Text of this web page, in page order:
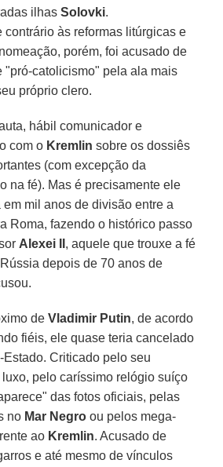
ilhasSolovki.
contrário às reformas litúrgicas e
porém, foi acusado de
"pró-catolicismo" pela ala mais
próprio clero.
hábil comunicador e
com o Kremlin sobre os dossiês
(com excepção da
na fé). Mas é precisamente ele
mil anos de divisão entre a
Roma, fazendo o histórico passo
Alexei II , aquele que trouxe a fé
depois de 70 anos de
deVladimir Putin, de acordo
fiéis, ele quase teria cancelado
Criticado pelo seu
pelo caríssimo relógio suíço
das fotos oficiais, pelas
no Mar Negro ou pelos mega-
ao Kremlin. Acusado de
e até mesmo de vínculos